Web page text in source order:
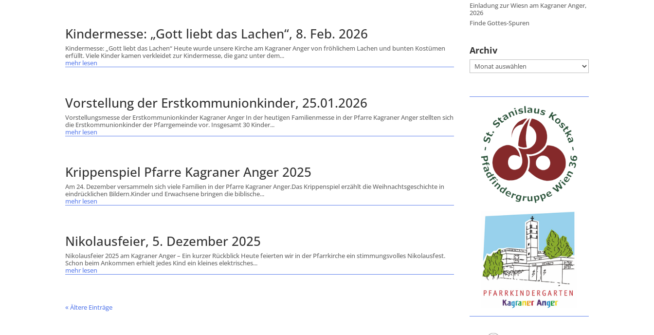
Kindermesse: „Gott liebt das Lachen“, 8. Feb. 2026
Kindermesse: „Gott liebt das Lachen“ Heute wurde unsere Kirche am Kagraner Anger von fröhlichem Lachen und bunten Kostümen
erfüllt. Viele Kinder kamen verkleidet zur Kindermesse, die ganz unter dem...
mehr lesen
Vorstellung der Erstkommunionkinder, 25.01.2026
Vorstellungsmesse der Erstkommunionkinder Kagraner Anger In der heutigen Familienmesse in der Pfarre Kagraner Anger stellten sich
die Erstkommunionkinder der Pfarrgemeinde vor. Insgesamt 30 Kinder...
mehr lesen
Krippenspiel Pfarre Kagraner Anger 2025
Am 24. Dezember versammeln sich viele Familien in der Pfarre Kagraner Anger.Das Krippenspiel erzählt die Weihnachtsgeschichte in
eindrücklichen Bildern.Kinder und Erwachsene bringen die biblische...
mehr lesen
Nikolausfeier, 5. Dezember 2025
Nikolausfeier 2025 am Kagraner Anger – Ein kurzer Rückblick Heute feierten wir in der Pfarrkirche ein stimmungsvolles Nikolausfest.
Schon beim Ankommen erhielt jedes Kind ein kleines elektrisches...
mehr lesen
« Ältere Einträge
Einladung zur Wiesn am Kagraner Anger,
2026
Finde Gottes-Spuren
Archiv
Archiv